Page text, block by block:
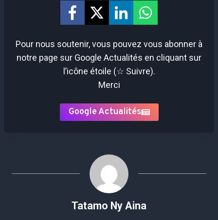
Pour nous soutenir, vous pouvez vous abonner à
notre page sur Google Actualités en cliquant sur
l’icône étoile (☆ Suivre).
Merci
Google Actualités
Tatamo Ny Aina